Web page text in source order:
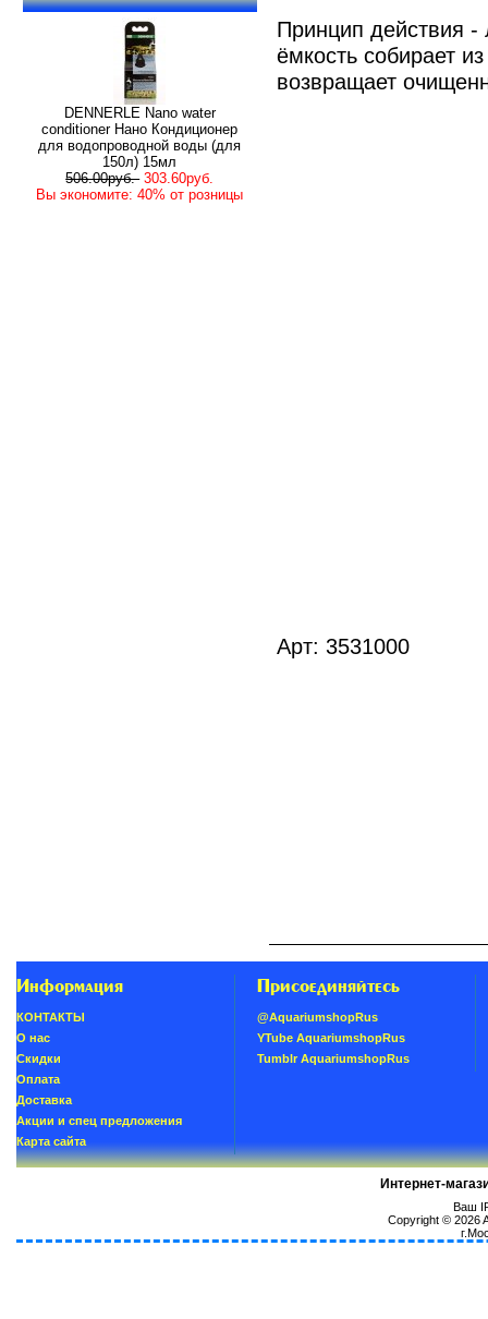
DENNERLE Nano water
conditioner Нано Кондиционер
для водопроводной воды (для
150л) 15мл
506.00руб. 303.60руб.
Вы экономите: 40% от розницы
Принцип действия
ёмкость собирает
возвращает
Арт: 3531000
Информация
КОНТАКТЫ
О нас
Скидки
Oплатa
Доставка
Акции и спец предложения
Карта сайта
Присоединяйтесь
@AquariumshopRus
YTube AquariumshopRus
Tumblr AquariumshopRus
Интернет-
Ваш
Copyright © 2026